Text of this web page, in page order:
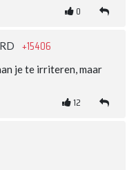
0
+15406
je te irriteren, maar
12